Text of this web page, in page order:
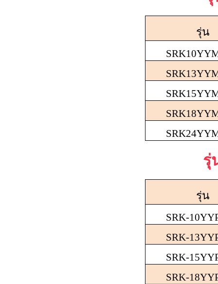
รุ่น
รุ่
รุ่น
SRK-
SRK-
SRK-
SRK-